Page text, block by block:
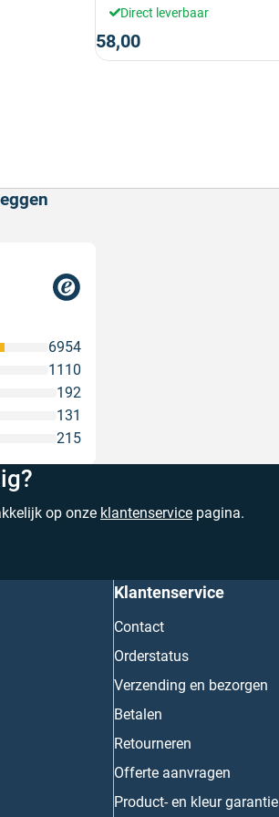
Direct leverbaar
58,00
215
131
192
1110
6954
op onze klantenservice pagina.
Klantenservice
Contact
Orderstatus
Verzending en bezorgen
Betalen
Retourneren
Offerte aanvragen
Product- en kleur garantie